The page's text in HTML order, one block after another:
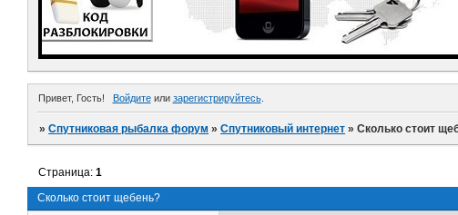
Привет, Гость! Войдитеили зарегистрируйтесь.
»Спутниковая рыбалка форум »Спутниковый интернет »Сколько стоит
Сколько стоит щебень?
Страница:1